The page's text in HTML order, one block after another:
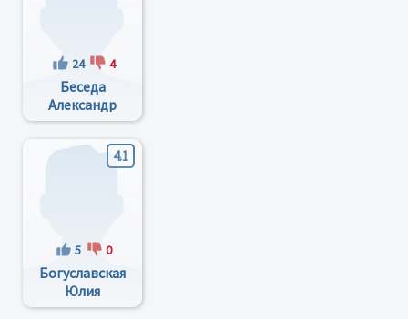
24 4
Беседа
Александр
Александрович
4.1
5 0
Богуславская
Юлия
Сергеевна